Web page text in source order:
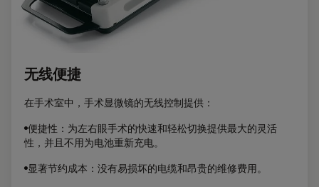
无线便捷
在手术室中，手术显微镜的无线控制提供：
•便捷性：为左右眼手术的快速和轻松切换提供最大的灵活
性，并且不用为电池重新充电。
•显著节约成本：没有易损坏的电缆和昂贵的维修费用。